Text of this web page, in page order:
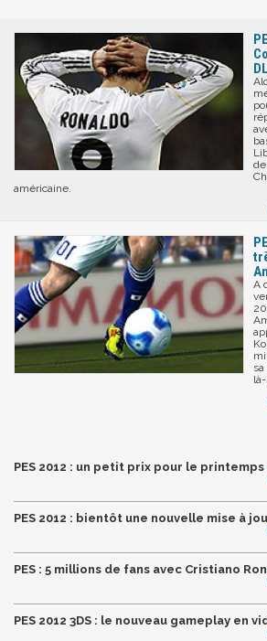
américaine.
A
là-
PES 2012 : un petit prix pour le printemps
PES 2012 : bientôt une nouvelle mise à
PES : 5 millions de fans avec Cristiano
PES 2012 3DS : le nouveau gameplay en